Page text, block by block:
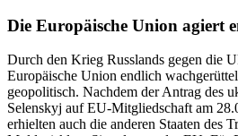
Die Europäische Union agiert
Durch den Krieg Russlands gegen die
Europäische Union endlich
geopo­li­tisch. Nachdem der Antrag des
Selenskyj auf EU-Mitglied­schaft am
erhielten auch die anderen Staaten des